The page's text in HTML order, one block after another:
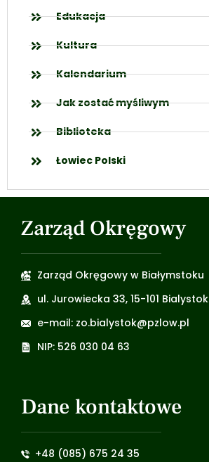
Edukacja
Kultura
Kalendarium
Jak zostać myśliwym
Biblioteka
Łowiec Polski
Zarząd Okręgowy
Zarząd Okręgowy w Białymstoku
ul. Jurowiecka 33, 15-101 Bialystok
e-mail: zo.bialystok@pzlow.pl
NIP: 526 030 04 63
Dane kontaktowe
+48 (085) 675 24 35